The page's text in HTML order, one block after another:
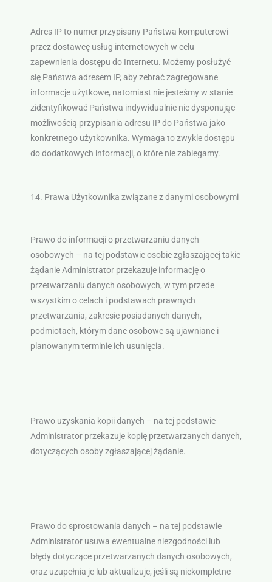
Adres IP to numer przypisany Państwa komputerowi
przez dostawcę usług internetowych w celu
zapewnienia dostępu do Internetu. Możemy posłużyć
się Państwa adresem IP, aby zebrać zagregowane
informacje użytkowe, natomiast nie jesteśmy w stanie
zidentyfikować Państwa indywidualnie nie dysponując
możliwością przypisania adresu IP do Państwa jako
konkretnego użytkownika. Wymaga to zwykle dostępu
do dodatkowych informacji, o które nie zabiegamy.
14. Prawa Użytkownika związane z danymi osobowymi
Prawo do informacji o przetwarzaniu danych
osobowych – na tej podstawie osobie zgłaszającej takie
żądanie Administrator przekazuje informację o
przetwarzaniu danych osobowych, w tym przede
wszystkim o celach i podstawach prawnych
przetwarzania, zakresie posiadanych danych,
podmiotach, którym dane osobowe są ujawniane i
planowanym terminie ich usunięcia.
Prawo uzyskania kopii danych – na tej podstawie
Administrator przekazuje kopię przetwarzanych danych,
dotyczących osoby zgłaszającej żądanie.
Prawo do sprostowania danych – na tej podstawie
Administrator usuwa ewentualne niezgodności lub
błędy dotyczące przetwarzanych danych osobowych,
oraz uzupełnia je lub aktualizuje, jeśli są niekompletne